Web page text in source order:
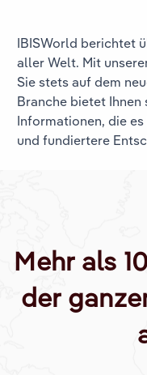
IBISWorld berichtet
aller Welt. Mit
Sie stets auf dem
Branche bietet
Informationen, die
und fundiertere
Mehr als
der